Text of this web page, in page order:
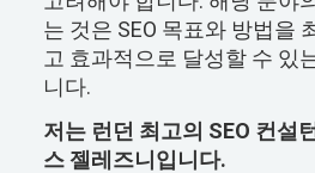
는 것은 SEO 목표와 방법을
고 효과적으로 달성할 수 있
니다.
저는 런던 최고의 SEO 컨설
스 젤레즈니입니다.